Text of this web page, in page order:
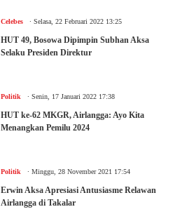
Celebes Selasa, 22 Februari 2022 13:25
HUT 49, Bosowa Dipimpin Subhan Aksa
Selaku Presiden Direktur
Politik Senin, 17 Januari 2022 17:38
HUT ke-62 MKGR, Airlangga: Ayo Kita
Menangkan Pemilu 2024
Politik Minggu, 28 November 2021 17:54
Erwin Aksa Apresiasi Antusiasme Relawan
Airlangga di Takalar